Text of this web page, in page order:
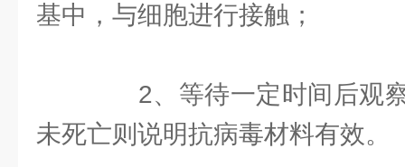
基中，与细胞进行接触；
2、等待一定时间后观察
未死亡则说明抗病毒材料有效。